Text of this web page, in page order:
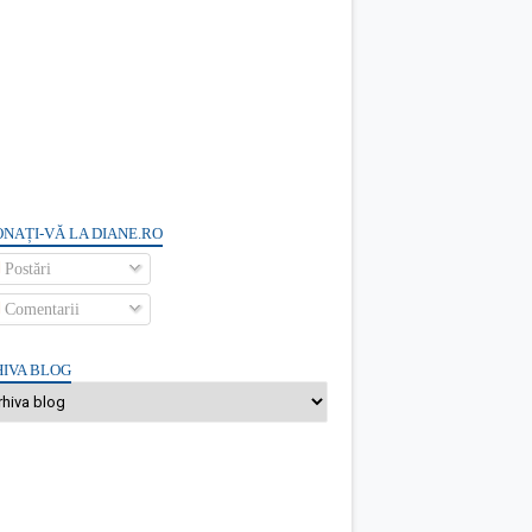
VĂ LA DIANE.RO
Postări
Comentarii
BLOG